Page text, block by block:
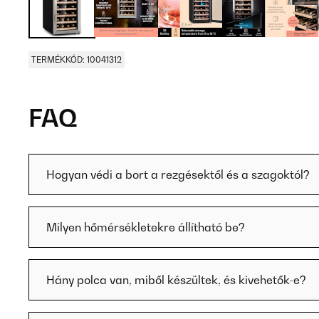
TERMÉKKÓD: 10041312
FAQ
Hogyan védi a bort a rezgésektől és a szagoktól?
Milyen hőmérsékletekre állítható be?
Hány polca van, miből készültek, és kivehetők-e?